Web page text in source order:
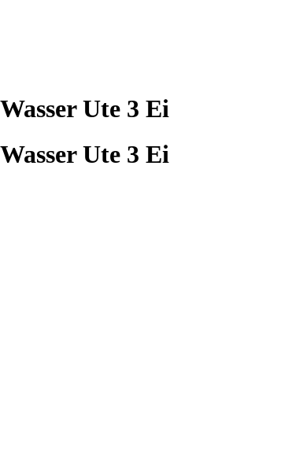
Ute 3 Ei
Ute 3 Ei